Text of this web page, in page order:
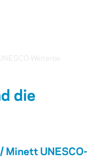
Welterbe
die
Minett UNESCO-